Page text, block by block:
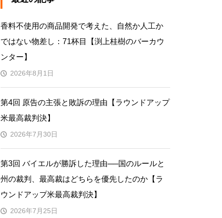
香料不使用の商品開発で考えた、自然か人工か
ではない物差し：71杯目【渕上桂樹のバーカウ
ンター】
2026年8月1日
第4回 原告の主張と敗訴の理由【ラウンドアップ
米最高裁判決】
2026年7月30日
第3回 バイエルが勝訴した理由──国のルールと
州の裁判、最高裁はどちらを優先したのか【ラ
ウンドアップ米最高裁判決】
2026年7月25日